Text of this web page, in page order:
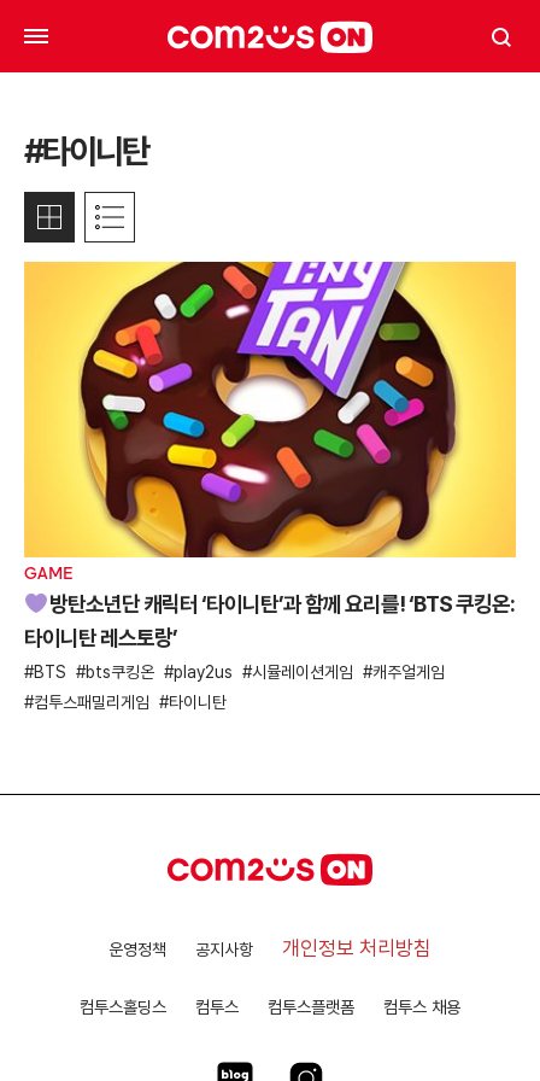
#타이니탄
GAME
방탄소년단 캐릭터 ‘타이니탄’과 함께 요리를! ‘BTS 쿠킹온:
타이니탄 레스토랑’
BTS bts쿠킹온 play2us 시뮬레이션게임
캐주얼게임
컴투스패밀리게임
타이니탄
운영정책 공지사항 개인정보 처리방침
컴투스홀딩스 컴투스 컴투스플랫폼 컴투스 채용